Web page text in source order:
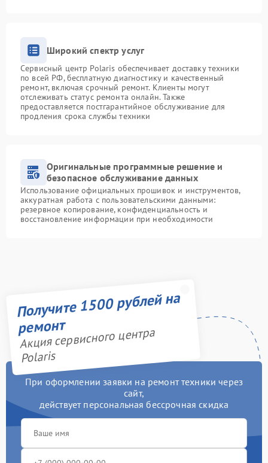
Широкий спектр услуг
Сервисный центр Polaris обеспечивает доставку техники
по всей РФ, бесплатную диагностику и качественный
ремонт, включая срочный ремонт. Клиенты могут
отслеживать статус ремонта онлайн. Также
предоставляется постгарантийное обслуживание для
продления срока службы техники
Оригинальные программные решение и
безопасное обслуживание данных
Использование официальных прошивок и инструментов,
аккуратная работа с пользовательскими данными:
резервное копирование, конфиденциальность и
восстановление информации при необходимости
Получите 1500 рублей на
ремонт
Акция сервисного центра
Polaris
При оформлении заявки на ремонт техники через
сайт,
действует персональная бессрочная скидка